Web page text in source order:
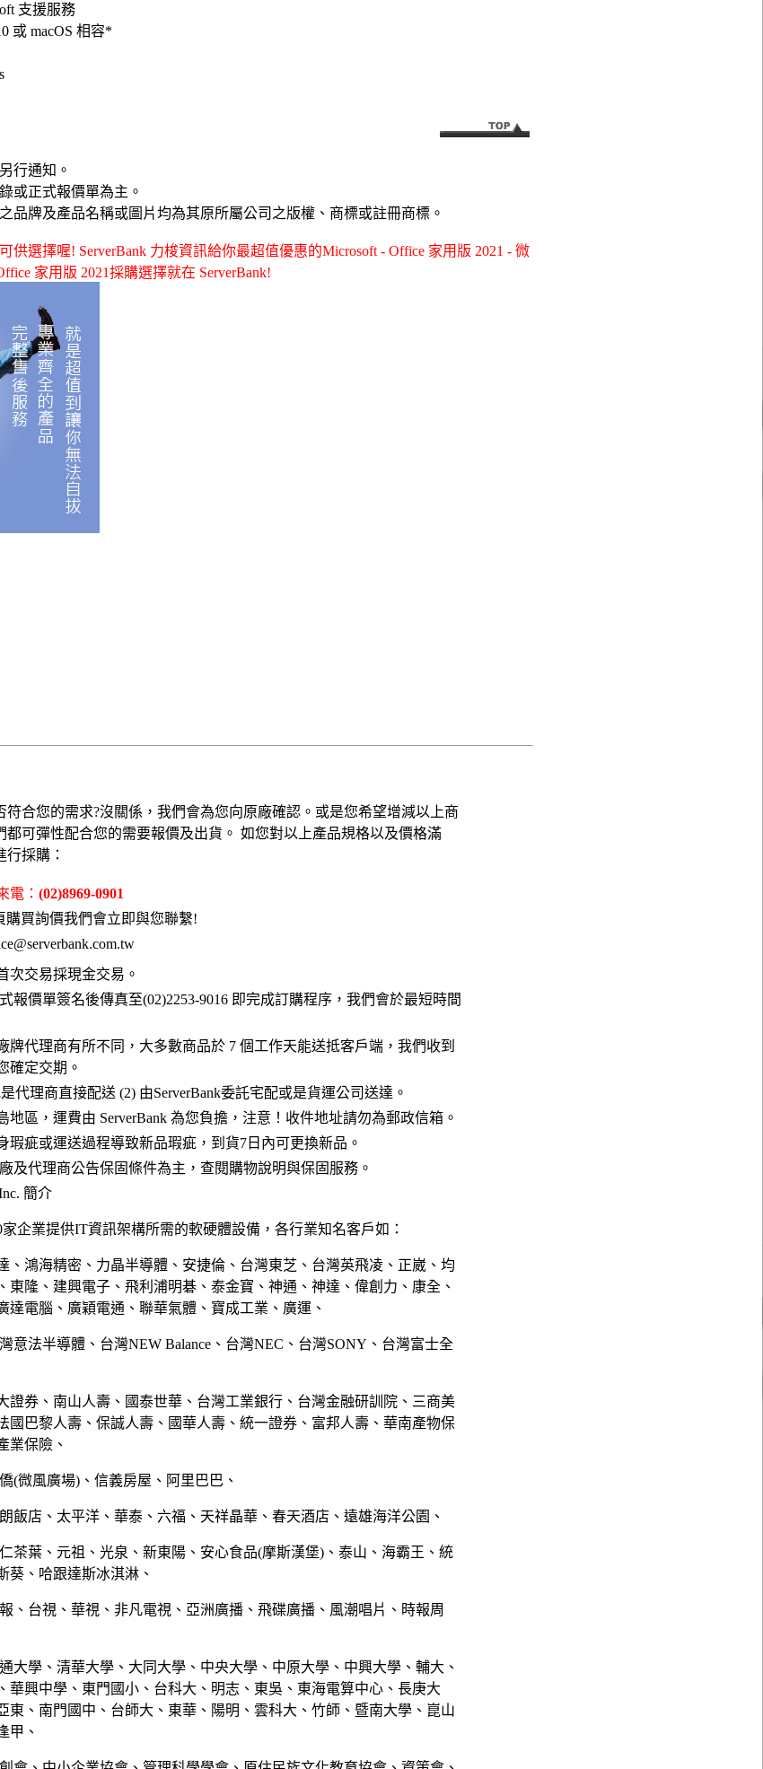
支援服務
或 macOS 相容*
行通知。
或正式報價單為主。
品牌及產品名稱或圖片均為其原所屬公司之版權、商標或註冊商標。
供選擇喔! ServerBank 力梭資訊給你最超值優惠的Microsoft - Office 家用版 2021 - 微
家用版 2021採購選擇就在 ServerBank!
符合您的需求?沒關係，我們會為您向原廠確認。或是您希望增減以上商
都可彈性配合您的需要報價及出貨。 如您對以上產品規格以及價格滿
行採購：
電： (02)8969-0901
購買詢價我們會立即與您聯繫!
次交易採現金交易。
報價單簽名後傳真至(02)2253-9016 即完成訂購程序，我們會於最短時間
牌代理商有所不同，大多數商品於 7 個工作天能送抵客戶端，我們收到
確定交期。
代理商直接配送 (2) 由ServerBank委託宅配或是貨運公司送達。
地區，運費由 ServerBank 為您負擔，注意！收件地址請勿為郵政信箱。
瑕疵或運送過程導致新品瑕疵，到貨7日內可更換新品。
及代理商公告保固條件為主，查閱購物說明與保固服務。
簡介
家企業提供IT資訊架構所需的軟硬體設備，各行業知名客戶如：
、鴻海精密、力晶半導體、安捷倫、台灣東芝、台灣英飛凌、正崴、均
東隆、建興電子、飛利浦明碁、泰金寶、神通、神達、偉創力、康全、
達電腦、廣穎電通、聯華氣體、寶成工業、廣運、
意法半導體、台灣NEW Balance、台灣NEC、台灣SONY、台灣富士全
證券、南山人壽、國泰世華、台灣工業銀行、台灣金融研訓院、三商美
國巴黎人壽、保誠人壽、國華人壽、統一證券、富邦人壽、華南產物保
業保險、
(微風廣場)、信義房屋、阿里巴巴、
飯店、太平洋、華泰、六福、天祥晶華、春天酒店、遠雄海洋公園、
茶葉、元祖、光泉、新東陽、安心食品(摩斯漢堡)、泰山、海霸王、統
葵、哈跟達斯冰淇淋、
、台視、華視、非凡電視、亞洲廣播、飛碟廣播、風潮唱片、時報周
大學、清華大學、大同大學、中央大學、中原大學、中興大學、輔大、
華興中學、東門國小、台科大、明志、東吳、東海電算中心、長庚大
東、南門國中、台師大、東華、陽明、雲科大、竹師、暨南大學、崑山
甲、